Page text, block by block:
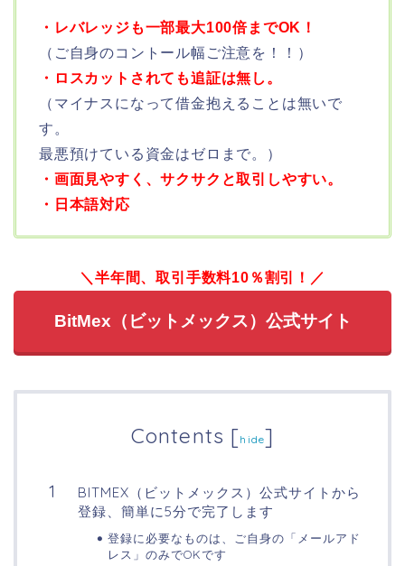
・レバレッジも一部最大100倍までOK！
（ご自身のコントール幅ご注意を！！）
・ロスカットされても追証は無し。
（マイナスになって借金抱えることは無いで
す。
最悪預けている資金はゼロまで。）
・画面見やすく、サクサクと取引しやすい。
・日本語対応
＼半年間、取引手数料10％割引！／
BitMex（ビットメックス）公式サイト
Contents [hide]
BITMEX（ビットメックス）公式サイトから
登録、簡単に5分で完了します
登録に必要なものは、ご自身の「メールアド
レス」のみでOKです